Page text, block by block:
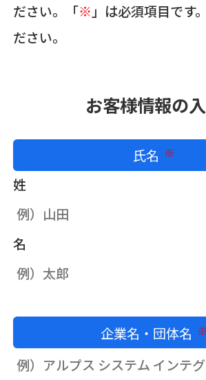
ださい。「※ 」は必須項目です
ださい。
お客様情報の
氏名
姓
名
企業名・団体名